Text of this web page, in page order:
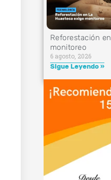
Reforestación
monitoreo
6 agosto, 2026
Sigue Leyendo »